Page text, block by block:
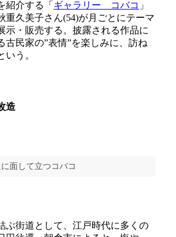
紹介する「 ギャラリー コバコ 」
重久美子さん(54)が月ごとにテーマ
示・販売する。披露される作品に
古民家の”表情”を楽しみに、訪ね
いう。
造
面して立つコバコ
街道として、江戸時代に多くの